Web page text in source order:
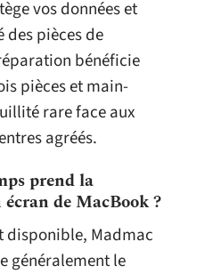
vos données et
pièces de
bénéficie
pièces et main-
rare face aux
agréés.
prend la
de MacBook ?
disponible, Madmac
généralement le